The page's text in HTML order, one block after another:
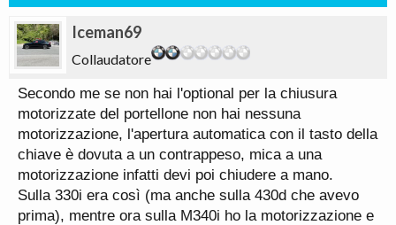
Iceman69
Collaudatore
Secondo me se non hai l'optional per la chiusura
motorizzate del portellone non hai nessuna
motorizzazione, l'apertura automatica con il tasto della
chiave è dovuta a un contrappeso, mica a una
motorizzazione infatti devi poi chiudere a mano.
Sulla 330i era così (ma anche sulla 430d che avevo
prima), mentre ora sulla M340i ho la motorizzazione e